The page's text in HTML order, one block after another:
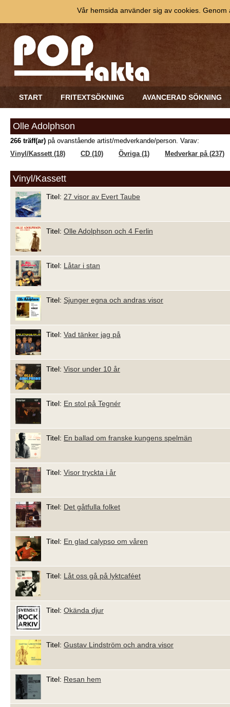
START FRITEXTSÖKNING AVANCERAD SÖKNING
Olle Adolphson
266 träff(ar) på ovanstående artist/medverkande/person. Varav:
Vinyl/Kassett (18)
CD (10) Övriga (1) Medverkar på (237)
Vinyl/Kassett
Titel: 27 visor av Evert Taube
Titel: Olle Adolphson och 4 Ferlin
Titel: Låtar i stan
Titel: Sjunger egna och andras visor
Titel: Vad tänker jag på
Titel: Visor under 10 år
Titel: En stol på Tegnér
Titel: En ballad om franske kungens spelmän
Titel: Visor tryckta i år
Titel: Det gåtfulla folket
Titel: En glad calypso om våren
Titel: Låt oss gå på lyktcaféet
Titel: Okända djur
Titel: Gustav Lindström och andra visor
Titel: Resan hem
Vår hemsida använder sig av cookies.